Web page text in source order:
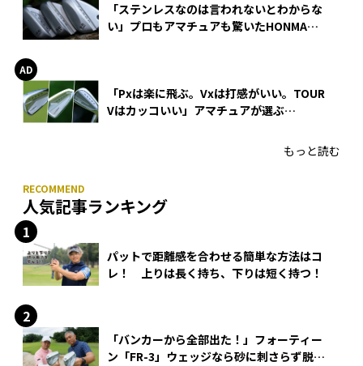
「ステンレスなのは言われないとわからな
い」プロもアマチュアも驚いたHONMA
「Pxは楽に飛ぶ。Vxは打感がいい。TOUR
Vはカッコいい」アマチュアが選ぶ
もっと読む
人気記事ランキング
パットで距離感を合わせる簡単な方法はコ
レ！ 上りは長く持ち、下りは短く持つ！
「バンカーから全部出た！」フォーティー
ン「FR-3」ウェッジなら砂に刺さらず脱出